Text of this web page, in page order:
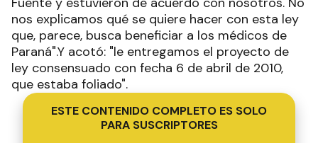
nos explicamos qué se quiere hacer con esta ley
que, parece, busca beneficiar a los médicos de
Paraná".Y acotó: "le entregamos el proyecto de
ley consensuado con fecha 6 de abril de 2010,
que estaba foliado".
ESTE CONTENIDO COMPLETO ES SOLO
PARA SUSCRIPTORES